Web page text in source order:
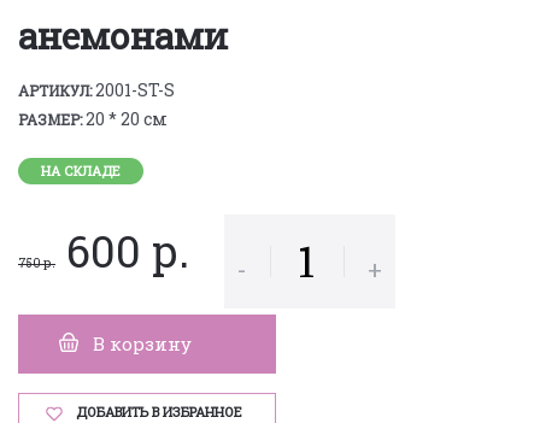
анемонами
АРТИКУЛ:2001-ST-S
РАЗМЕР:20 * 20 см
НА СКЛАДЕ
750 р. 600 р. - +
В корзину
ДОБАВИТЬ В ИЗБРАННОЕ